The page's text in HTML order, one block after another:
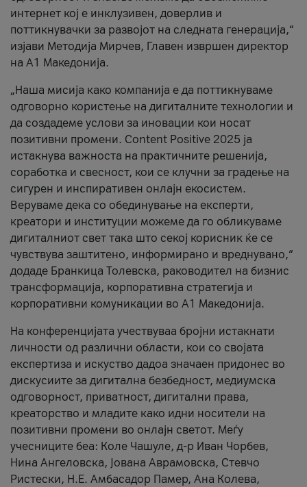
интернет кој е инклузивен, доверлив и
поттикнувачки за развојот на следната генерација,“
изјави Методија Мирчев, Главен извршен директор
на А1 Македонија.
„Наша мисија како компанија е да поттикнуваме
одговорно користење на дигиталните технологии и
да создадеме услови за иновации кои носат
позитивни промени. Content Positive 2025 ја
истакнува важноста на практичните решенија,
соработка и свесност, кои се клучни за градење на
сигурен и инспиративен онлајн екосистем.
Веруваме дека со обединување на експерти,
креатори и институции можеме да го обликуваме
дигиталниот свет така што секој корисник ќе се
чувствува заштитено, информирано и вреднувано,“
додаде Бранкица Толевска, раководител на бизнис
трансформација, корпоративна стратегија и
корпоративни комуникации во А1 Македонија.
На конференцијата учествуваа бројни истакнати
личности од различни области, кои со својата
експертиза и искуство дадоа значаен придонес во
дискусиите за дигитална безбедност, медиумска
одговорност, приватност, дигитални права,
креаторство и младите како идни носители на
позитивни промени во онлајн светот. Меѓу
учесниците беа: Коле Чашуле, д-р Иван Чорбев,
Нина Ангеловска, Јована Аврамовска, Стевчо
Ристески, Н.Е. Амбасадор Памер, Ана Колева,